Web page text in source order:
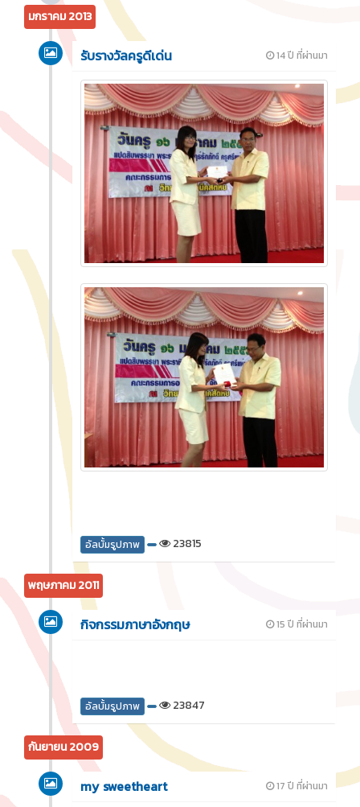
มกราคม 2013
14 ปี ที่ผ่านมา
รับรางวัลครูดีเด่น
อัลบั้มรูปภาพ 23815
พฤษภาคม 2011
15 ปี ที่ผ่านมา
กิจกรรมภาษาอังกฤษ
อัลบั้มรูปภาพ 23847
กันยายน 2009
17 ปี ที่ผ่านมา
my sweetheart